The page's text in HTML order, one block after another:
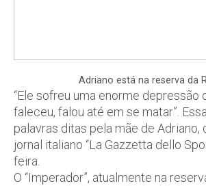
Adriano está na reserva da
“Ele sofreu uma enorme depressão
faleceu, falou até em se matar”.
palavras ditas pela mãe de Adriano,
jornal italiano “La Gazzetta dello
feira.
O “Imperador”, atualmente na